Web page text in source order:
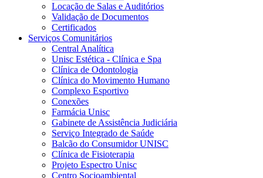
Locação de Salas e Auditórios
Validação de Documentos
Certificados
Serviços Comunitários
Central Analítica
Unisc Estética - Clínica e Spa
Clínica de Odontologia
Clínica do Movimento Humano
Complexo Esportivo
Conexões
Farmácia Unisc
Gabinete de Assistência Judiciária
Serviço Integrado de Saúde
Balcão do Consumidor UNISC
Clínica de Fisioterapia
Projeto Espectro Unisc
Centro Socioambiental